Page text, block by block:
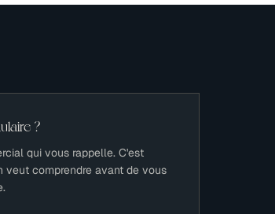
?
qui vous rappelle. C'est
veut comprendre avant de vous